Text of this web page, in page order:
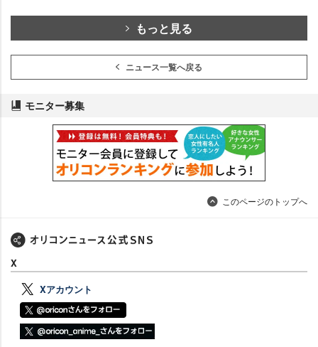
もっと見る
ニュース一覧へ戻る
モニター募集
このページのトップへ
X
Xアカウント